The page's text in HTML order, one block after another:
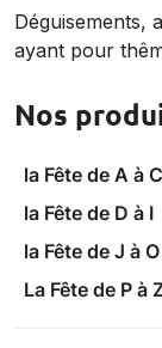
Nos
la Fête de A à C
la Fête de D à I
la Fête de J à O
La Fête de P à
Déguisements,
ayant pour